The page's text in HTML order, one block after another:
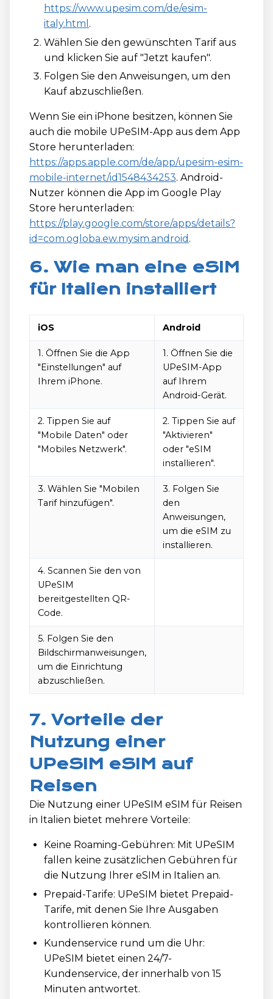
https://www.upesim.com/de/esim-
italy.html .
Wählen Sie den gewünschten Tarif aus
und klicken Sie auf "Jetzt kaufen".
Folgen Sie den Anweisungen, um den
Kauf abzuschließen.
Wenn Sie ein iPhone besitzen, können Sie
auch die mobile UPeSIM-App aus dem App
Store herunterladen:
https://apps.apple.com/de/app/upesim-esim-
mobile-internet/id1548434253. Android-
Nutzer können die App im Google Play
Store herunterladen:
https://play.google.com/store/apps/details?
id=com.ogloba.ew.mysim.android .
6. Wie man eine eSIM
für Italien installiert
iOS Android
1. Öffnen Sie die App
"Einstellungen" auf
Ihrem iPhone.
1. Öffnen Sie die
UPeSIM-App
auf Ihrem
Android-Gerät.
2. Tippen Sie auf
"Mobile Daten" oder
"Mobiles Netzwerk".
2. Tippen Sie auf
"Aktivieren"
oder "eSIM
installieren".
3. Wählen Sie "Mobilen
Tarif hinzufügen".
3. Folgen Sie
den
Anweisungen,
um die eSIM zu
installieren.
4. Scannen Sie den von
UPeSIM
bereitgestellten QR-
Code.
5. Folgen Sie den
Bildschirmanweisungen,
um die Einrichtung
abzuschließen.
7. Vorteile der
Nutzung einer
UPeSIM eSIM auf
Reisen
Die Nutzung einer UPeSIM eSIM für Reisen
in Italien bietet mehrere Vorteile:
Keine Roaming-Gebühren: Mit UPeSIM
fallen keine zusätzlichen Gebühren für
die Nutzung Ihrer eSIM in Italien an.
Prepaid-Tarife: UPeSIM bietet Prepaid-
Tarife, mit denen Sie Ihre Ausgaben
kontrollieren können.
Kundenservice rund um die Uhr:
UPeSIM bietet einen 24/7-
Kundenservice, der innerhalb von 15
Minuten antwortet.